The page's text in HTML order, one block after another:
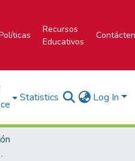
Recursos
Educativos
Statistics Log In
Ferrer